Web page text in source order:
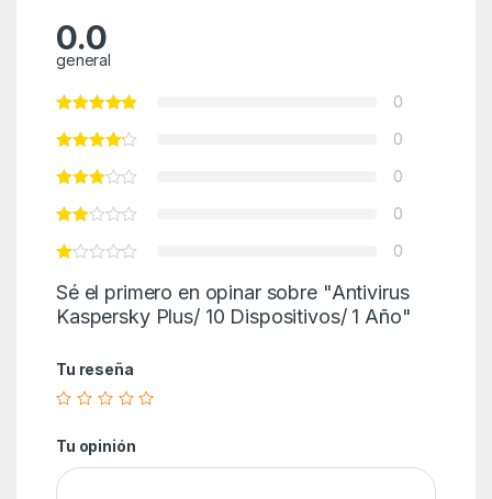
0.0
general
0
0
0
0
0
Sé el primero en opinar sobre "Antivirus
Kaspersky Plus/ 10 Dispositivos/ 1 Año"
Tu reseña
Tu opinión